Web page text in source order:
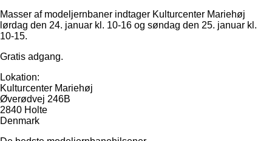
Masser af modeljernbaner indtager Kulturcenter Mariehøj
lørdag den 24. januar kl. 10-16 og søndag den 25. januar kl.
10-15.
Gratis adgang.
Lokation:
Kulturcenter Mariehøj
Øverødvej 246B
2840 Holte
Denmark